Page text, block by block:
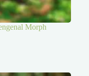
Morph